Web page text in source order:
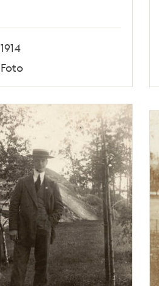
1914
Foto